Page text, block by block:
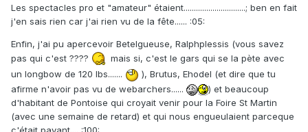
Les spectacles pro et "amateur" étaient..............................; ben en fait
j'en sais rien car j'ai rien vu de la fête...... :05:
Enfin, j'ai pu apercevoir Betelgueuse, Ralphplessis (vous savez
pas qui c'est ????
mais si, c'est le gars qui se la pète avec
un longbow de 120 lbs.......
), Brutus, Ehodel (et dire que tu
afirme n'avoir pas vu de webarchers......
) et beaucoup
d'habitant de Pontoise qui croyait venir pour la Foire St Martin
(avec une semaine de retard) et qui nous engueulaient parceque
c'était payant.... :100: